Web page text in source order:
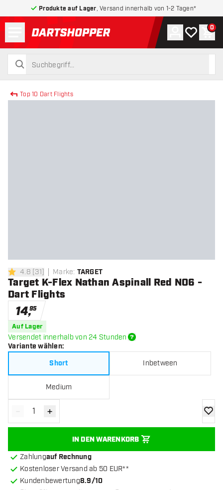
Produkte auf Lager , Versand innerhalb von 1-2 Tagen*
zurück zur Startseite
suchen
suchen
Konto
Meine 0
Top 10 Dart Flights
4.8 Bewertungssterne
4.8 [31] Marke: TARGET
Target K-Flex Nathan Aspinall Red NO6 -
Dart Flights
14,95
Auf Lager
Versendet innerhalb von 24 Stunden
Variante wählen:
Short
Inbetween
Medium
Menge verringern
- Menge erhöhen
+
IN DEN WARENKORB
Zur
Zahlungauf Rechnung
Kostenloser Versand ab 50 EUR**
Kundenbewertung8.9/10